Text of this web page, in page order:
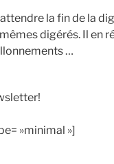
la fin de la
digérés. Il en
…
»minimal »]